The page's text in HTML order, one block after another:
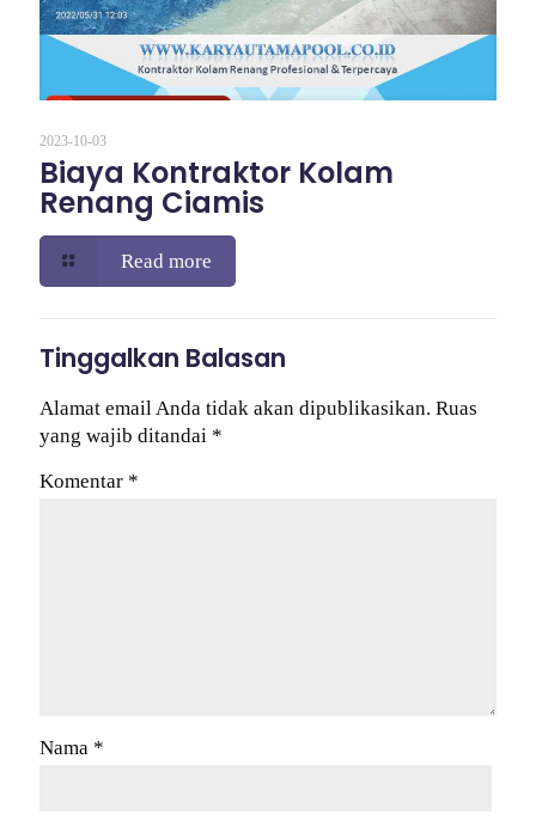
2023-10-03
Biaya Kontraktor Kolam
Renang Ciamis
Read more
Tinggalkan Balasan
Alamat email Anda tidak akan dipublikasikan. Ruas
yang wajib ditandai *
Komentar *
Nama *